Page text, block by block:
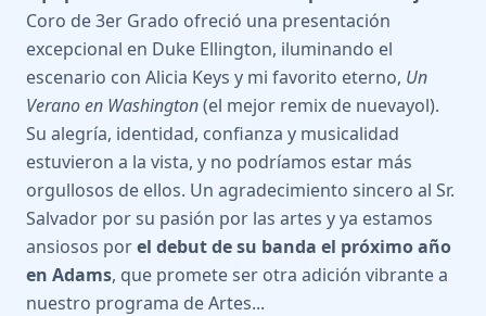
Coro de 3er Grado ofreció una presentación
excepcional en Duke Ellington, iluminando el
escenario con Alicia Keys y mi favorito eterno, Un
Verano en Washington(el mejor remix de nuevayol).
Su alegría, identidad, confianza y musicalidad
estuvieron a la vista, y no podríamos estar más
orgullosos de ellos. Un agradecimiento sincero al Sr.
Salvador por su pasión por las artes y ya estamos
ansiosos porel debut de su banda el próximo año
en Adams, que promete ser otra adición vibrante a
nuestro programa de Artes...